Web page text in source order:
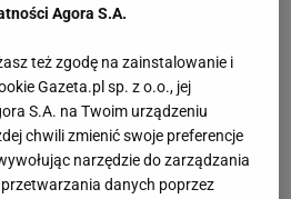
przy roślinach
zamiast płynu. Ręczniki
Agora S.A.
też zgodę na zainstalowanie i
Gazeta.pl sp. z o.o., jej
S.A. na Twoim urządzeniu
chwili zmienić swoje preferencje
narzędzie do zarządzania
danych poprzez